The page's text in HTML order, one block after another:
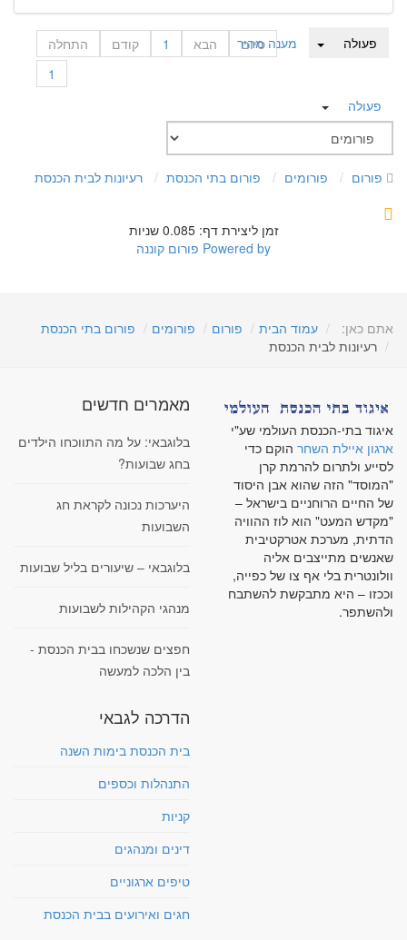
מענה מהיר פעולה התחלה קודם 1 הבא
סיום
1
פעולה
פורום פורומים פורום בתי הכנסת רעיונות לבית הכנסת
זמן ליצירת דף: 0.085 שניות
Powered by פורום קוננה
אתם כאן: עמוד הבית פורום פורומים
פורום בתי הכנסת
רעיונות לבית הכנסת
איגוד בתי-הכנסת העולמי שע"י
ארגון איילת השחר הוקם כדי
לסייע ולתרום להרמת קרן
"המוסד" הזה שהוא אבן היסוד
של החיים הרוחניים בישראל –
"מקדש המעט" הוא לוז ההוויה
הדתית, מערכת אטרקטיבית
שאנשים מתייצבים אליה
וולונטרית בלי אף צו של כפייה,
וככזו – היא מתבקשת להשתבח
ולהשתפר.
מאמרים חדשים
בלוגבאי: על מה התווכחו הילדים
בחג שבועות?
היערכות נכונה לקראת חג
השבועות
בלוגבאי – שיעורים בליל שבועות
מנהגי הקהילות לשבועות
חפצים שנשכחו בבית הכנסת -
בין הלכה למעשה
הדרכה לגבאי
בית הכנסת בימות השנה
התנהלות וכספים
קניות
דינים ומנהגים
טיפים ארגוניים
חגים ואירועים בבית הכנסת